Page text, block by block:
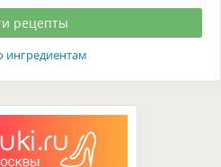
ингредиентам